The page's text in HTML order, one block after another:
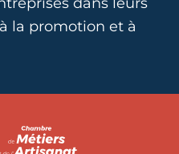
la promotion et à